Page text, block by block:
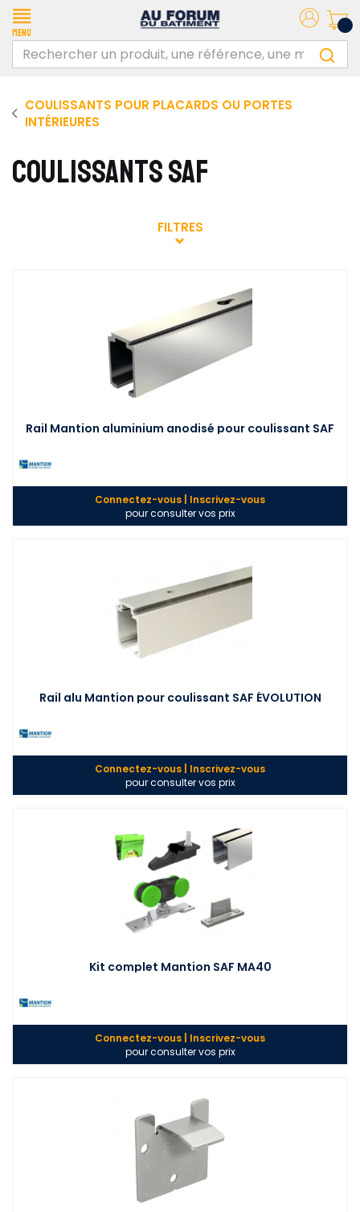
Menu
COULISSANTS POUR PLACARDS OU PORTES
INTÉRIEURES
COULISSANTS SAF
FILTRES
Rail Mantion aluminium anodisé pour coulissant SAF
Connectez-vous | Inscrivez-vous
pour consulter vos prix
Rail alu Mantion pour coulissant SAF ÉVOLUTION
Connectez-vous | Inscrivez-vous
pour consulter vos prix
Kit complet Mantion SAF MA40
Connectez-vous | Inscrivez-vous
pour consulter vos prix